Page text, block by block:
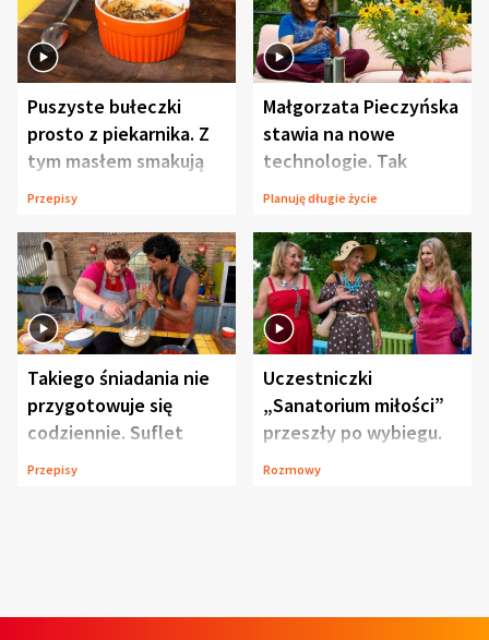
Puszyste bułeczki
prosto z piekarnika. Z
tym masłem smakują
jeszcze lepiej
Przepisy
Małgorzata Pieczyńska
stawia na nowe
technologie. Tak
organizuje sprawy
Planuję długie życie
Takiego śniadania nie
przygotowuje się
codziennie. Suflet
serowy zachwyca
Przepisy
Uczestniczki
„Sanatorium miłości”
przeszły po wybiegu.
Te stylizacje
Rozmowy